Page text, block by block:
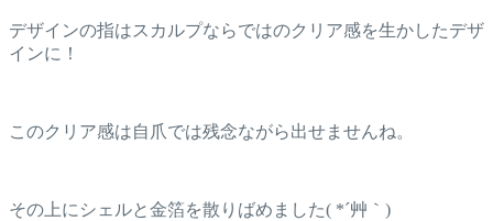
デザインの指はスカルプならではのクリア感を生かしたデザ
インに！
このクリア感は自爪では残念ながら出せませんね。
その上にシェルと金箔を散りばめました( *´艸｀)